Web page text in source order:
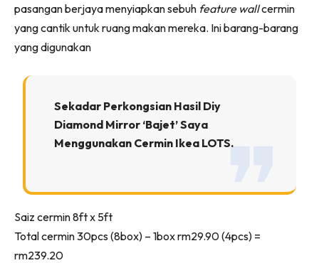
Landed
Ilham Impiana 360
Ilham Impiana Inspirasi Selebriti
Lahar Dekor
Sembang Dekor
pasangan berjaya menyiapkan sebuh feature wallcermin
yang cantik untuk ruang makan mereka. Ini barang-barang
yang digunakan
Sekadar Perkongsian Hasil Diy
Diamond Mirror ‘bajet’ Saya
Menggunakan Cermin Ikea LOTS.
Saiz cermin 8ft x 5ft
Total cermin 30pcs (8box) – 1box rm29.90 (4pcs) =
rm239.20